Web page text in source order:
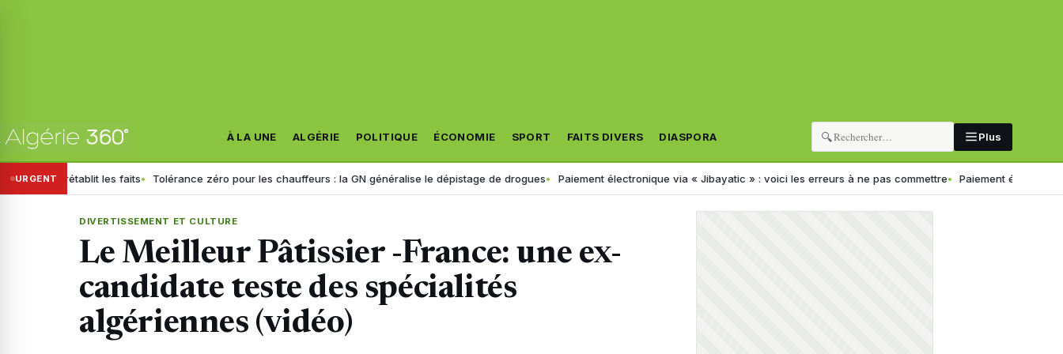
À LA UNE ALGÉRIE POLITIQUE ÉCONOMIE SPORT FAITS DIVERS DIASPORA 🔍 Plus
URGENT
les faits Tolérance zéro pour les chauffeurs : la GN généralise le dépistage de drogues Paiement électronique via « Jibayatic » : voici les erreurs à ne pas commettre Paiement électronique en Algérie :
DIVERTISSEMENT ET CULTURE
Le Meilleur Pâtissier -France: une ex-
candidate teste des spécialités
algériennes (vidéo)